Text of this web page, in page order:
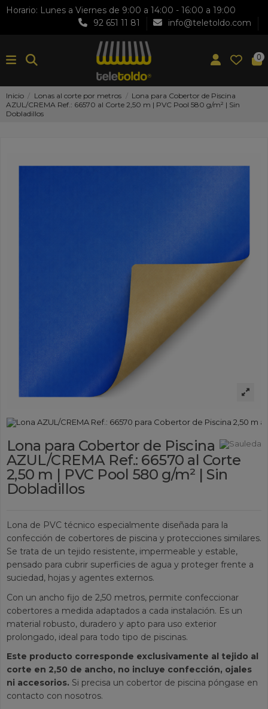
Horario: Lunes a Viernes de 9:00 a 14:00 - 16:00 a 19:00
92 651 11 81
info@teletoldo.com
0
Inicio Lonas al corte por metros
Lona para Cobertor de Piscina
AZUL/CREMA Ref.: 66570 al Corte 2,50 m | PVC Pool 580 g/m² | Sin
Dobladillos
Lona para Cobertor de Piscina
AZUL/CREMA Ref.: 66570 al Corte
2,50 m | PVC Pool 580 g/m² | Sin
Dobladillos
Lona de PVC técnico especialmente diseñada para la
confección de cobertores de piscina y protecciones similares.
Se trata de un tejido resistente, impermeable y estable,
pensado para cubrir superficies de agua y proteger frente a
suciedad, hojas y agentes externos.
Con un ancho fijo de 2,50 metros, permite confeccionar
cobertores a medida adaptados a cada instalación. Es un
material robusto, duradero y apto para uso exterior
prolongado, ideal para todo tipo de piscinas.
Este producto corresponde exclusivamente al tejido al
corte en 2,50 de ancho, no incluye confección, ojales
ni accesorios. Si precisa un cobertor de piscina póngase en
contacto con nosotros.